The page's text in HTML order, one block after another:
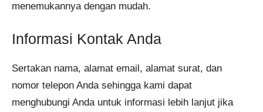
menemukannya dengan mudah.
Informasi Kontak Anda
Sertakan nama, alamat email, alamat surat, dan
nomor telepon Anda sehingga kami dapat
menghubungi Anda untuk informasi lebih lanjut jika